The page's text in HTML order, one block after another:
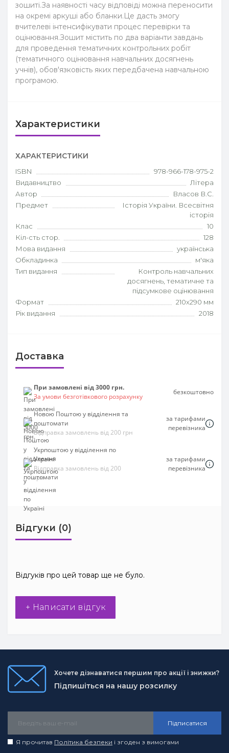
зошиті.За наявності часу відповіді можна переносити
на окремі аркуші або бланки.Це дасть змогу
вчителеві інтенсифікувати процес перевірки та
оцінювання.Зошит містить по два варіанти завдань
для проведення тематичних контрольних робіт
(тематичного оцінювання навчальних досягнень
учнів), обов'язковість яких передбачена навчальною
програмою.
Характеристики
ХАРАКТЕРИСТИКИ
ISBN
978-966-178-975-2
Видавництво
Літера
Автор
Власов В.С.
Предмет
Історія України. Всесвітня
історія
Клас
10
Кіл-сть стор.
128
Мова видання
українська
Обкладинка
м'яка
Тип видання
Контроль навчальних
досягнень, тематичне та
підсумкове оцінювання
Формат
210х290 мм
Рік видання
2018
Доставка
При замовлені від 3000 грн.
За умови безготівкового розрахунку
безкоштовно
Новою Поштою у відділення та
поштомати
Відправка замовлень від 200 грн
за тарифами
перевізника
Укрпоштою у відділення по
Україні
Відправка замовлень від 200
грн
за тарифами
перевізника
Відгуки (0)
Відгуків про цей товар ще не було.
+ Написати відгук
Хочете дізнаватися першим про акції і знижки?
Підпишіться на нашу розсилку
Підписатися
Я прочитав Політика безпеки і згоден з вимогами